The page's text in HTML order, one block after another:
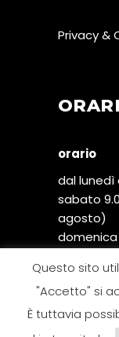
Privacy &
orario
dal lunedì
sabato
agosto)
Questo sito
"Accetto" si
È tuttavia